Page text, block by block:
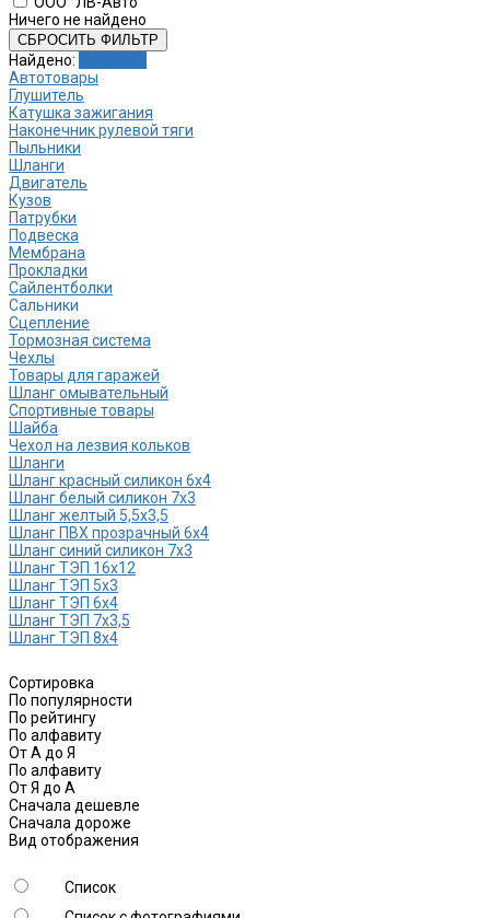
Ничего не найдено
СБРОСИТЬ ФИЛЬТР
Найдено:
Автотовары
Глушитель
Катушка зажигания
Наконечник рулевой тяги
Пыльники
Шланги
Двигатель
Кузов
Патрубки
Подвеска
Мембрана
Прокладки
Сайлентболки
Сальники
Сцепление
Тормозная система
Чехлы
Товары для гаражей
Шланг омывательный
Спортивные товары
Шайба
Чехол на лезвия кольков
Шланги
Шланг красный силикон 6х4
Шланг белый силикон 7х3
Шланг желтый 5,5х3,5
Шланг ПВХ прозрачный 6х4
Шланг синий силикон 7х3
Шланг ТЭП 16х12
Шланг ТЭП 5х3
Шланг ТЭП 6х4
Шланг ТЭП 7х3,5
Шланг ТЭП 8х4
Сортировка
По популярности
По рейтингу
По алфавиту
От А до Я
По алфавиту
От Я до А
Сначала дешевле
Сначала дороже
Вид отображения
Список